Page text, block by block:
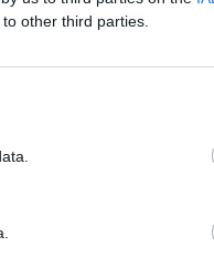
other third parties.
1 TV